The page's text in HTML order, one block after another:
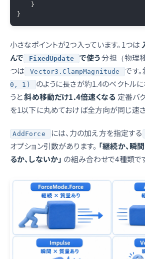
}
}
小さなポイントが2つ入っています。1つは
んで
FixedUpdate で使う分担（物理
つは
Vector3.ClampMagnitude です
0, 1)
のように長さが約1.4のベクトル
うと斜め移動だけ1.4倍速くなる 定番バ
を1以下に丸めておけば全方向が同じ速さ
AddForce には、力の加え方を指定する
オプション引数があります。 「継続か、瞬
るか、しないか」 の組み合わせで4種類で